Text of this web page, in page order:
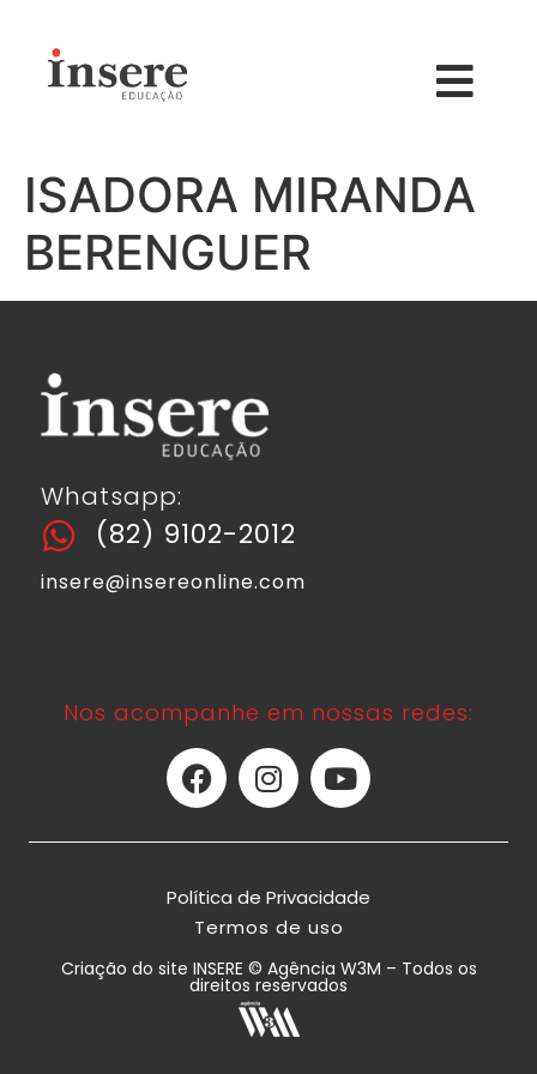
ISADORA MIRANDA
BERENGUER
Whatsapp:
(82) 9102-2012
insere@insereonline.com
Nos acompanhe em nossas redes:
Política de Privacidade
Termos de uso
Criação do site INSERE © Agência W3M – Todos os
direitos reservados